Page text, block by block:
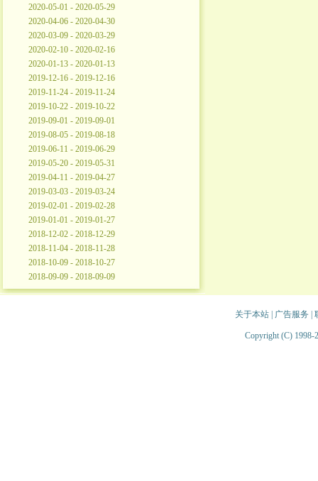
2020-05-01 - 2020-05-29
2020-04-06 - 2020-04-30
2020-03-09 - 2020-03-29
2020-02-10 - 2020-02-16
2020-01-13 - 2020-01-13
2019-12-16 - 2019-12-16
2019-11-24 - 2019-11-24
2019-10-22 - 2019-10-22
2019-09-01 - 2019-09-01
2019-08-05 - 2019-08-18
2019-06-11 - 2019-06-29
2019-05-20 - 2019-05-31
2019-04-11 - 2019-04-27
2019-03-03 - 2019-03-24
2019-02-01 - 2019-02-28
2019-01-01 - 2019-01-27
2018-12-02 - 2018-12-29
2018-11-04 - 2018-11-28
2018-10-09 - 2018-10-27
2018-09-09 - 2018-09-09
关于本站| 广告服务
Copyright (C) 1998-